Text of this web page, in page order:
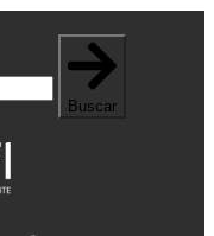
Buscar